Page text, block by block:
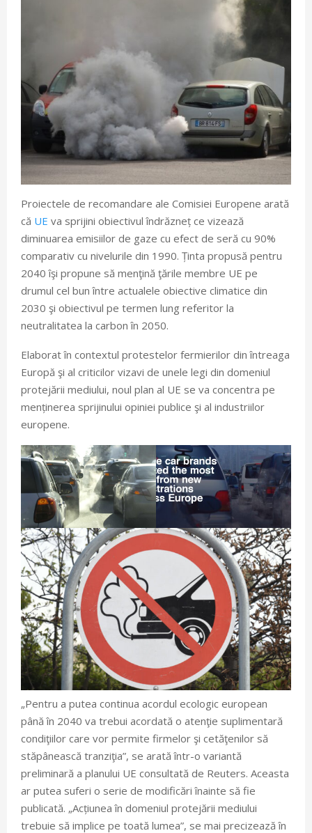
Proiectele de recomandare ale Comisiei Europene arată
că UE va sprijini obiectivul îndrăzneț ce vizează
diminuarea emisiilor de gaze cu efect de seră cu 90%
comparativ cu nivelurile din 1990. Ținta propusă pentru
2040 îşi propune să menţină ţările membre UE pe
drumul cel bun între actualele obiective climatice din
2030 şi obiectivul pe termen lung referitor la
neutralitatea la carbon în 2050.
Elaborat în contextul protestelor fermierilor din întreaga
Europă şi al criticilor vizavi de unele legi din domeniul
protejării mediului, noul plan al UE se va concentra pe
menținerea sprijinului opiniei publice şi al industriilor
europene.
„Pentru a putea continua acordul ecologic european
până în 2040 va trebui acordată o atenţie suplimentară
condiţiilor care vor permite firmelor şi cetăţenilor să
stăpânească tranziţia”, se arată într-o variantă
preliminară a planului UE consultată de Reuters. Aceasta
ar putea suferi o serie de modificări înainte să fie
publicată. „Acțiunea în domeniul protejării mediului
trebuie să implice pe toată lumea”, se mai precizează în